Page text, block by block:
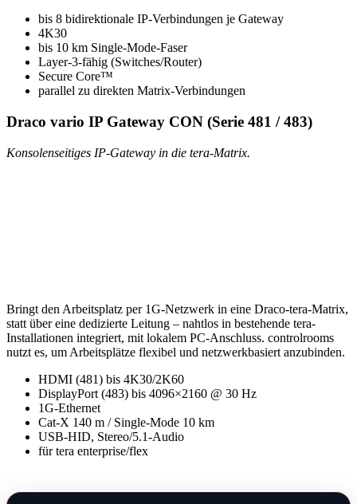
bis 8 bidirektionale IP-Verbindungen je Gateway
4K30
bis 10 km Single-Mode-Faser
Layer-3-fähig (Switches/Router)
Secure Core™
parallel zu direkten Matrix-Verbindungen
Draco vario IP Gateway CON (Serie 481 / 483)
Konsolenseitiges IP-Gateway in die tera-Matrix.
Bringt den Arbeitsplatz per 1G-Netzwerk in eine Draco-tera-Matrix,
statt über eine dedizierte Leitung – nahtlos in bestehende tera-
Installationen integriert, mit lokalem PC-Anschluss. controlrooms
nutzt es, um Arbeitsplätze flexibel und netzwerkbasiert anzubinden.
HDMI (481) bis 4K30/2K60
DisplayPort (483) bis 4096×2160 @ 30 Hz
1G-Ethernet
Cat-X 140 m / Single-Mode 10 km
USB-HID, Stereo/5.1-Audio
für tera enterprise/flex